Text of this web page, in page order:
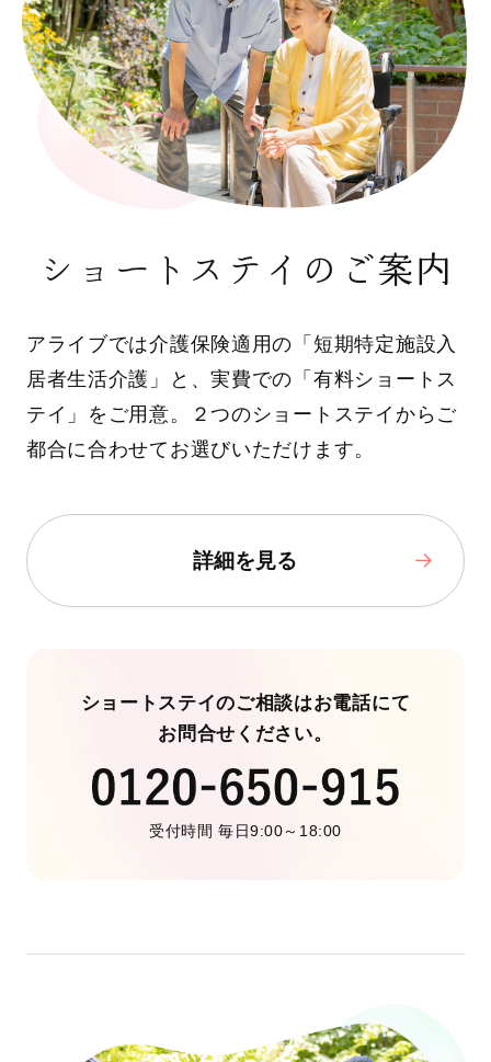
ショートステイのご案内
アライブでは介護保険適用の「短期特定施設入
居者生活介護」と、実費での「有料ショートス
テイ」をご用意。２つのショートステイからご
都合に合わせてお選びいただけます。
詳細を見る
ショートステイのご相談はお電話にて
お問合せください。
受付時間 毎日9:00～18:00